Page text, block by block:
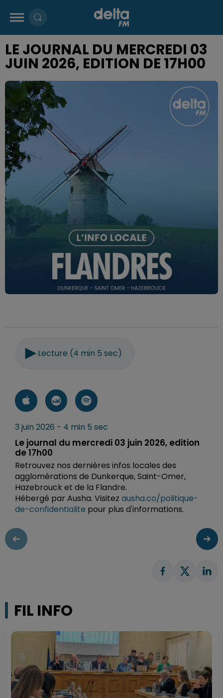
LE JOURNAL DU MERCREDI 03
JUIN 2026, EDITION DE 17H00
Lecture (4 min 5 sec)
3 juin 2026 - 4 min 5 sec
Le journal du mercredi 03 juin 2026, edition
de 17h00
Retrouvez nos dernières infos locales des
agglomérations de Dunkerque, Saint-Omer,
Hazebrouck et de la Flandre.
Hébergé par Ausha. Visitez ausha.co/politique-
de-confidentialite pour plus d'informations.
FIL INFO